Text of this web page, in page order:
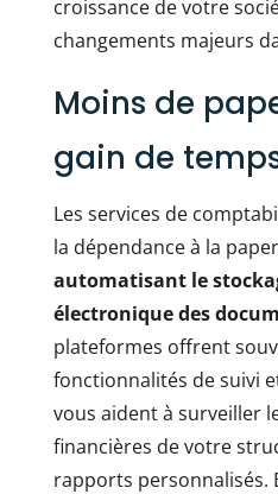
croissance de votre
changements majeurs
Moins de
gain de
Les services de
la dépendance à la
automatisant le
électronique des
plateformes offrent
fonctionnalités de suivi
vous aident à surveiller
financières de votre
rapports personnalisés.